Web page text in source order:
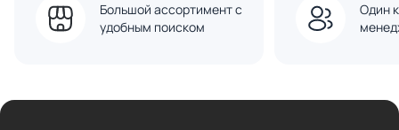
Большой ассортимент с
удобным поиском
Один